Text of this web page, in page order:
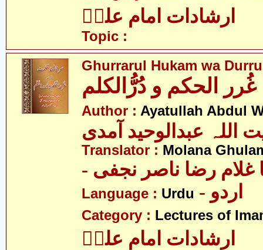
ارشادات امام علیؑ
Topic :
Ghurrarul Hukam wa
غُرر الحکم و دُرُّالکلم
Author : Ayatullah Abdul
اللہ عبدالوحید آمدی
Translator : Molana
غلام رضا ناصر نجفی
Language : Urdu - اردو
Category : Lectures of
ارشادات امام علیؑ